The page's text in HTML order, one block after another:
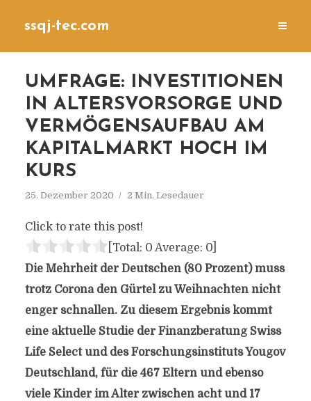
ssqj-tec.com
UMFRAGE: INVESTITIONEN
IN ALTERSVORSORGE UND
VERMÖGENSAUFBAU AM
KAPITALMARKT HOCH IM
KURS
25. Dezember 2020 2 Min. Lesedauer
Click to rate this post!
[Total: 0 Average: 0]
Die Mehrheit der Deutschen (80 Prozent) muss
trotz Corona den Gürtel zu Weihnachten nicht
enger schnallen. Zu diesem Ergebnis kommt
eine aktuelle Studie der Finanzberatung Swiss
Life Select und des Forschungsinstituts Yougov
Deutschland, für die 467 Eltern und ebenso
viele Kinder im Alter zwischen acht und 17